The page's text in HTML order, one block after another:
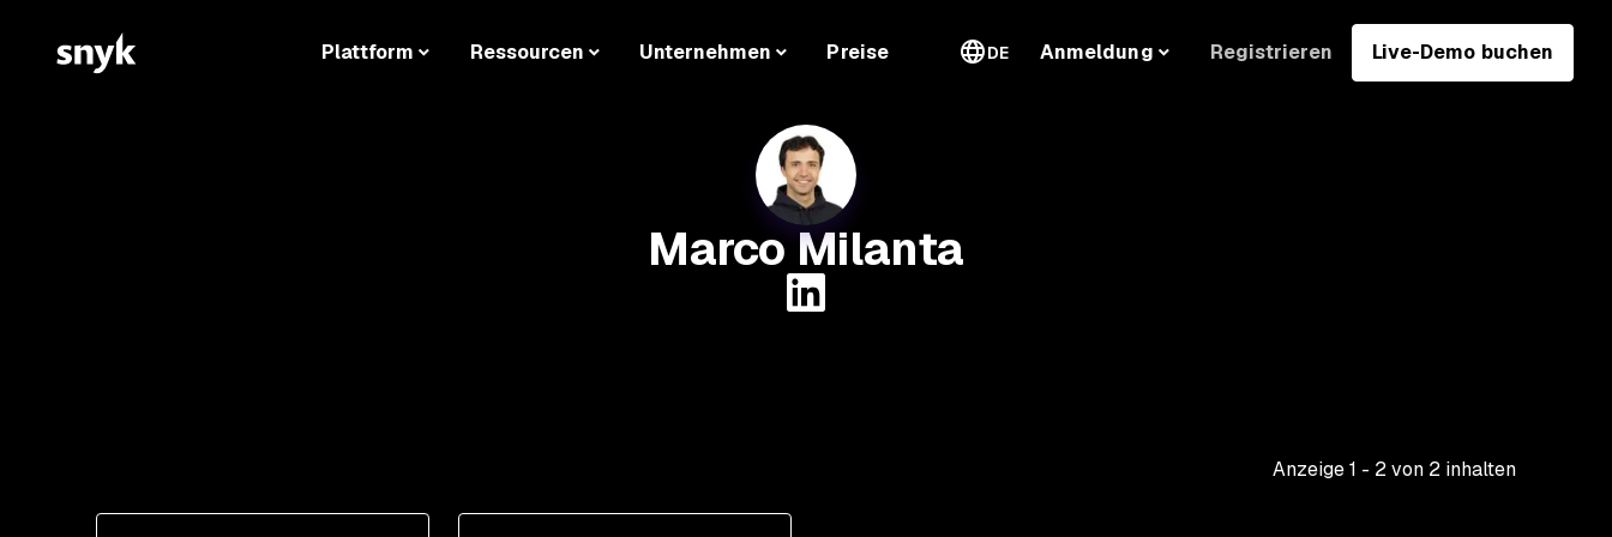
Plattform Ressourcen Unternehmen Preise DE Anmeldung Registrieren Live-Demo buchen
Marco Milanta
Anzeige1 - 2von 2 inhalten